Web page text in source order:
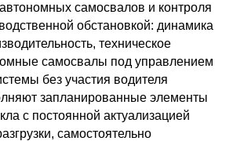
самосвалов и контроля
обстановкой: динамика
техническое
самосвалы под управлением
без участия водителя
запланированные элементы
с постоянной актуализацией
самостоятельно